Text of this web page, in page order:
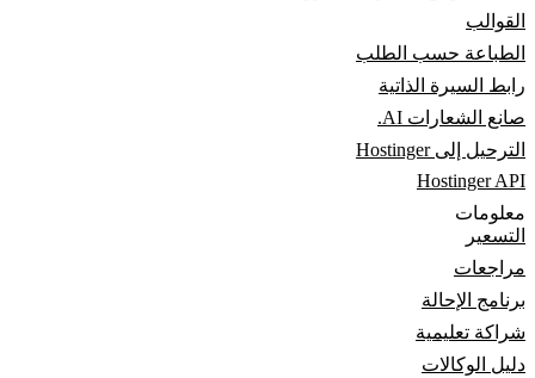
القوالب
الطباعة حسب الطلب
رابط السيرة الذاتية
صانع الشعارات AI.
الترحيل إلى Hostinger
Hostinger API
معلومات
التسعير
مراجعات
برنامج الإحالة
شراكة تعليمية
دليل الوكالات